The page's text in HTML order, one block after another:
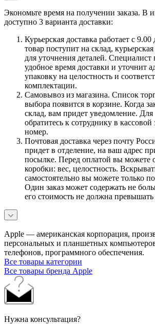
Экономьте время на получении заказа. В
доступно 3 варианта доставки:
Курьерская доставка работает с
товар поступит на склад,
для уточнения деталей.
удобное время доставки и уточнит
упаковку на целостность и
комплектации.
Самовывоз из магазина. Список
выбора появится в корзине. Когда
склад, вам придет уведомление. Для
обратитесь к сотруднику в кассовой
номер.
Почтовая доставка через почту
придет в отделение, на ваш адрес
посылке. Перед оплатой вы можете
коробки: вес, целостность.
самостоятельно вы можете только
Один заказ может содержать не
его стоимость не должна превышать
Apple — американская корпорация,
персональных и планшетных
телефонов, программного обеспечения.
Все товары категории
Все товары бренда Apple
Нужна консультация?